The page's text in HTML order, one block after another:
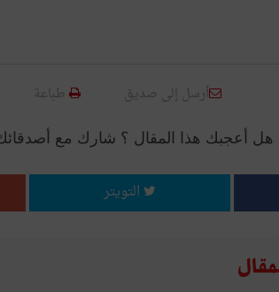
أرسل إلى صديق طباعة
هل أعجبك هذا المقال ؟ شارك مع
التويتر